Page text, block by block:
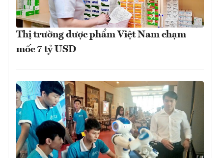
Thị trường dược phẩm Việt Nam chạm
mốc 7 tỷ USD